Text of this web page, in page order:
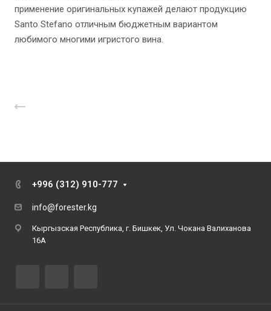
применение оригинальных купажей делают продукцию
Santo Stefano отличным бюджетным вариантом
любимого многими игристого вина.
+996 (312) 910-777
info@forester.kg
Кыргызская Республика, г. Бишкек, Ул. Чокана Валиханова
16А